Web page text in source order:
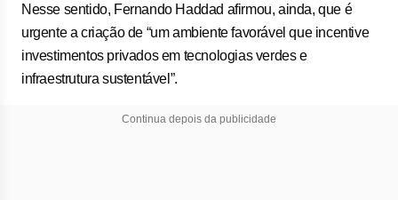
Nesse sentido, Fernando Haddad afirmou, ainda, que é
urgente a criação de “um ambiente favorável que incentive
investimentos privados em tecnologias verdes e
infraestrutura sustentável”.
Continua depois da publicidade